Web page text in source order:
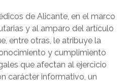
de Alicante, en el marco
y al amparo del artículo
entre otras, le atribuye la
y cumplimiento
que afectan al ejercicio
carácter informativo, un